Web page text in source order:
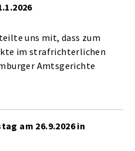
uns mit, dass zum
im strafrichterlichen
Amtsgerichte
am 26.9.2026 in